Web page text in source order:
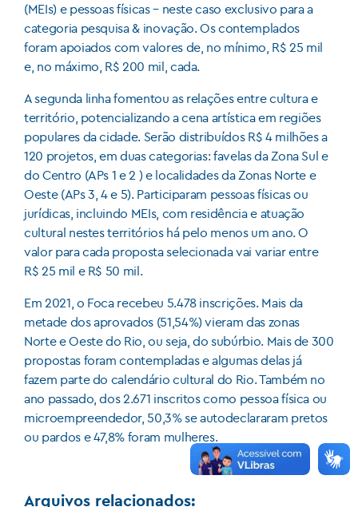
(MEIs) e pessoas físicas – neste caso exclusivo para a
categoria pesquisa & inovação. Os contemplados
foram apoiados com valores de, no mínimo, R$ 25 mil
e, no máximo, R$ 200 mil, cada.
A segunda linha fomentou as relações entre cultura e
território, potencializando a cena artística em regiões
populares da cidade. Serão distribuídos R$ 4 milhões a
120 projetos, em duas categorias: favelas da Zona Sul e
do Centro (APs 1 e 2 ) e localidades da Zonas Norte e
Oeste (APs 3, 4 e 5). Participaram pessoas físicas ou
jurídicas, incluindo MEIs, com residência e atuação
cultural nestes territórios há pelo menos um ano. O
valor para cada proposta selecionada vai variar entre
R$ 25 mil e R$ 50 mil.
Em 2021, o Foca recebeu 5.478 inscrições. Mais da
metade dos aprovados (51,54%) vieram das zonas
Norte e Oeste do Rio, ou seja, do subúrbio. Mais de 300
propostas foram contempladas e algumas delas já
fazem parte do calendário cultural do Rio. Também no
ano passado, dos 2.671 inscritos como pessoa física ou
microempreendedor, 50,3% se autodeclararam pretos
ou pardos e 47,8% foram mulheres.
Arquivos relacionados: